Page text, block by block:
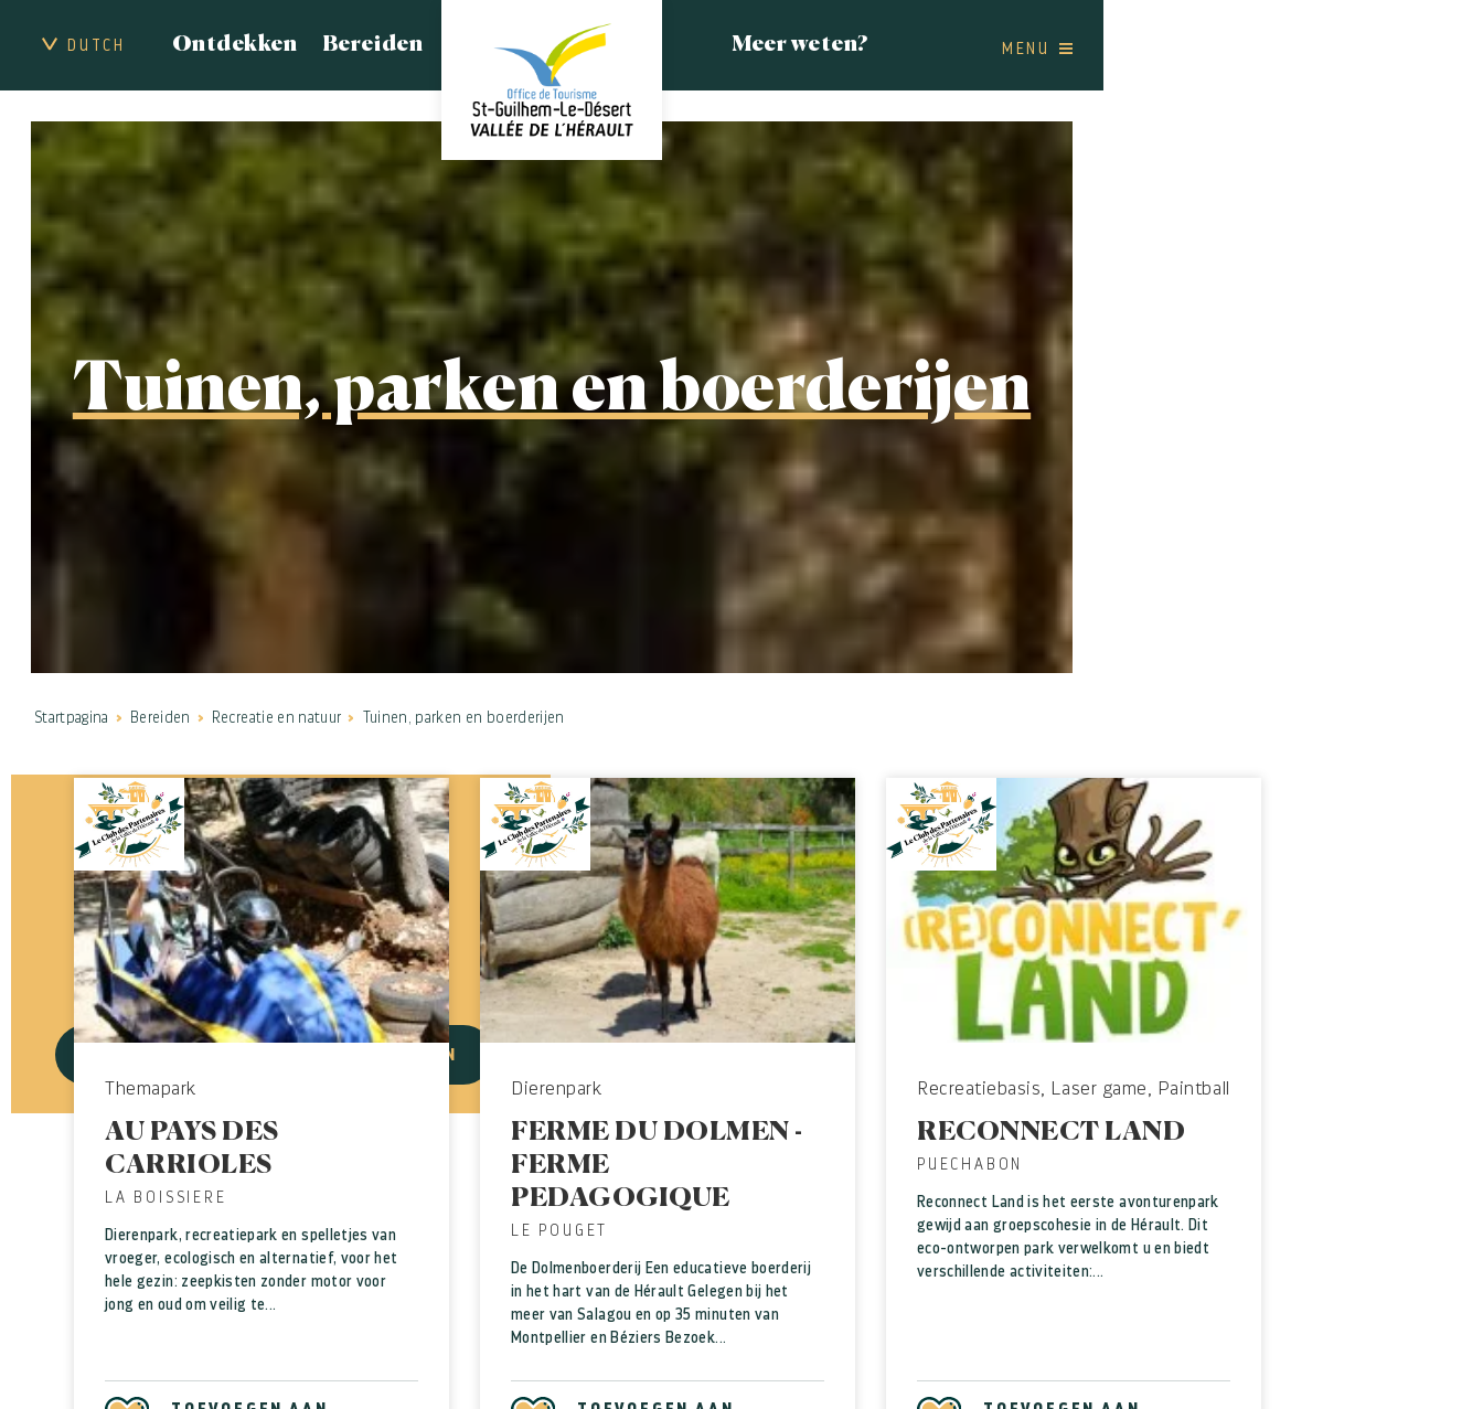
DUTCH Ontdekken Bereiden Meer weten? MENU
Tuinen, parken en boerderijen
Startpagina Bereiden Recreatie en natuur Tuinen, parken en boerderijen
Gemeenten
---
Sleutel
woorden
ANNULEREN
Themapark
AU PAYS DES
CARRIOLES
LA BOISSIERE
Dierenpark, recreatiepark en spelletjes van
vroeger, ecologisch en alternatief, voor het
hele gezin: zeepkisten zonder motor voor
jong en oud om veilig te...
Dierenpark
FERME DU DOLMEN -
FERME
PEDAGOGIQUE
LE POUGET
De Dolmenboerderij Een educatieve boerderij
in het hart van de Hérault Gelegen bij het
meer van Salagou en op 35 minuten van
Montpellier en Béziers Bezoek...
Recreatiebasis, Laser game, Paintball
RECONNECT LAND
PUECHABON
Reconnect Land is het eerste avonturenpark
gewijd aan groepscohesie in de Hérault. Dit
eco-ontworpen park verwelkomt u en biedt
verschillende activiteiten:...